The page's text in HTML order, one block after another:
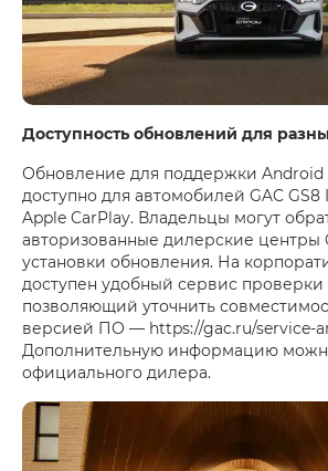
Доступность обновлений для
Обновление для поддержки Android
доступно для автомобилей GAC
Apple CarPlay. Владельцы могут
авторизованные дилерские центры
установки обновления. На
доступен удобный сервис
позволяющий уточнить
версией ПО — https://gac.ru/service-
Дополнительную информацию
официального дилера.